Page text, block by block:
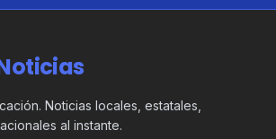
Noticias locales, estatales,
al instante.